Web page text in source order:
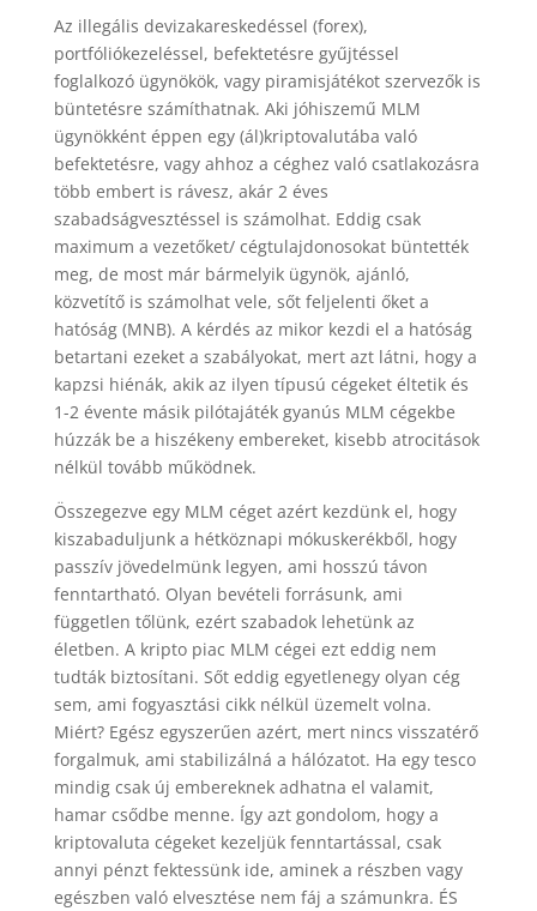
Az illegális devizakareskedéssel (forex),
portfóliókezeléssel, befektetésre gyűjtéssel
foglalkozó ügynökök, vagy piramisjátékot szervezők is
büntetésre számíthatnak. Aki jóhiszemű MLM
ügynökként éppen egy (ál)kriptovalutába való
befektetésre, vagy ahhoz a céghez való csatlakozásra
több embert is rávesz, akár 2 éves
szabadságvesztéssel is számolhat. Eddig csak
maximum a vezetőket/ cégtulajdonosokat büntették
meg, de most már bármelyik ügynök, ajánló,
közvetítő is számolhat vele, sőt feljelenti őket a
hatóság (MNB). A kérdés az mikor kezdi el a hatóság
betartani ezeket a szabályokat, mert azt látni, hogy a
kapzsi hiénák, akik az ilyen típusú cégeket éltetik és
1-2 évente másik pilótajáték gyanús MLM cégekbe
húzzák be a hiszékeny embereket, kisebb atrocitások
nélkül tovább működnek.
Összegezve egy MLM céget azért kezdünk el, hogy
kiszabaduljunk a hétköznapi mókuskerékből, hogy
passzív jövedelmünk legyen, ami hosszú távon
fenntartható. Olyan bevételi forrásunk, ami
független tőlünk, ezért szabadok lehetünk az
életben. A kripto piac MLM cégei ezt eddig nem
tudták biztosítani. Sőt eddig egyetlenegy olyan cég
sem, ami fogyasztási cikk nélkül üzemelt volna.
Miért? Egész egyszerűen azért, mert nincs visszatérő
forgalmuk, ami stabilizálná a hálózatot. Ha egy tesco
mindig csak új embereknek adhatna el valamit,
hamar csődbe menne. Így azt gondolom, hogy a
kriptovaluta cégeket kezeljük fenntartással, csak
annyi pénzt fektessünk ide, aminek a részben vagy
egészben való elvesztése nem fáj a számunkra. ÉS